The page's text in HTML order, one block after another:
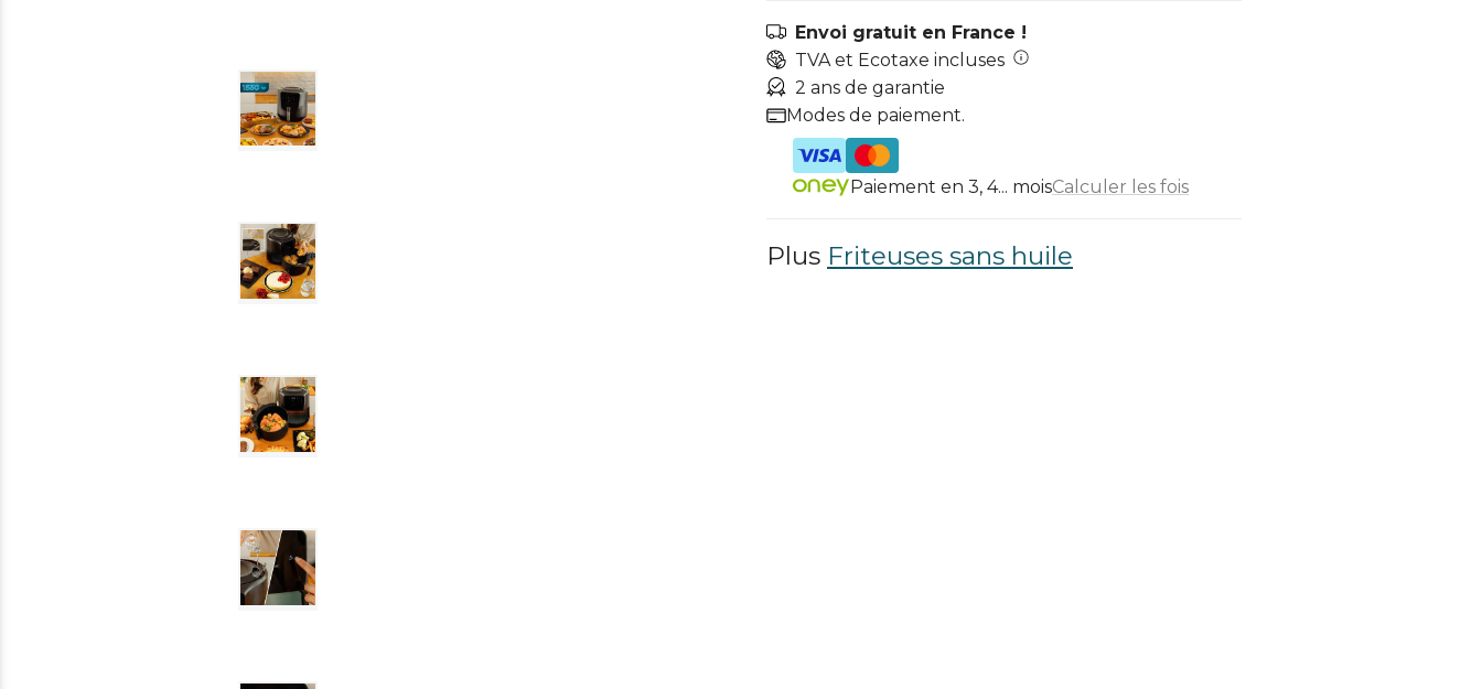
Envoi gratuit en France !
TVA et Ecotaxe incluses
2 ans de garantie
Modes de paiement.
Paiement en 3, 4... moisCalculer les fois
Plus Friteuses sans huile